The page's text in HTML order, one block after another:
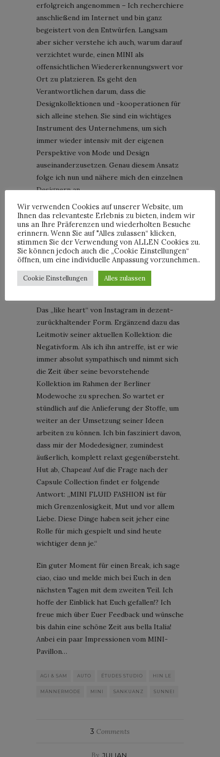
erfolgreich angenommen – Ich recherchiere
anschließend im Internet und bin ganz
begeistert von den Entwürfen. Langsam
aber sicher verstehe ich auch, warum darauf
verzichtet wurde, einen MINI als
offensichtlichen Wiedererkennungswert vor
Ort zu platzieren. Es geht den
Verantwortlichen darum, dass die
Designkollektionen und -kooperationen für
sich alleine stehen. Sie sind ein wichtiges
Instrument des Unternehmens, um sich
immer wieder intensiv mit der eigenen
Perspektive von Mode und Design
auseinanderzusetzen. Genau diesem Ansatz
folge ich nun und nähere mich den einzelnen
Designern an.
Hien Le – Ich glaube, ich muss eigentlich
keine weitere Einleitung schreiben, oder?
Ein großes, wenn nicht „das große Talent“
aus Berlin. Seine Entwürfe sind wunderbar
minimalistisch, zeitlos und doch irgendwo
immer auch zeitgemäß. Minimalism as its
best würde ich grob verallgemeinernd sagen
Das „like heart“ von Instagram in dezent-
zurückhaltender Form. Ergänzend dazu das
Leitmotiv seiner aktuellen Kollektion: die
Negativform. Als ich ihn antreffe, ist er wie
immer absolut sympathisch und nimmt sich
die Zeit über seine bevorstehende
Kollektion im Rahmen der Berliner
Modewoche zu sprechen. So wartet er
stündlich auf die Anlieferung der Stoffe, um
weiter an der Umsetzung seiner Ideen
arbeiten zu können. Ich bin fasziniert davon,
dass mir der Modedesigner, zumindest
äußerlich, komplett relaxt gegenübersteht.
Hut ab, Chapeau! Auf die Frage nach der
Capsule Collection findet er folgende
Antwort: „MINI FLUID FASHION ist für
mich Grenzenlosigkeit, Mut und vor allem
Liebe. Diese Dinge haben seit jeher eine
Rolle für mich gespielt und sind heute
wichtiger denn je.“
Ein guter Moment für einen Break, ich sage
ciao, ciao und melde mich bei Euch in den
nächsten Tagen mit dem zweiten Teil. Ich
hoffe der Einblick hat Euch gefallen!? Ich
freue mich über Euer Feedback und wünsche
bis dahin eine schöne Zeit aus bella Italia!
Anbei ein paar Impressionen vom MINI-
Pavillon…
AGI & SAM AUTO ÉTUDES STUDIO HIN LE
MÄNNERMODE MINI SANKUANZ SUNNEI
3 Comments
By JULIAN
Wir verwenden Cookies auf unserer Website, um
Ihnen das relevanteste Erlebnis zu bieten, indem wir
uns an Ihre Präferenzen und wiederholten Besuche
erinnern. Wenn Sie auf "Alles zulassen“ klicken,
stimmen Sie der Verwendung von ALLEN Cookies zu.
Sie können jedoch auch die „Cookie Einstellungen“
öffnen, um eine individuelle Anpassung vorzunehmen..
Cookie Einstellungen Alles zulassen